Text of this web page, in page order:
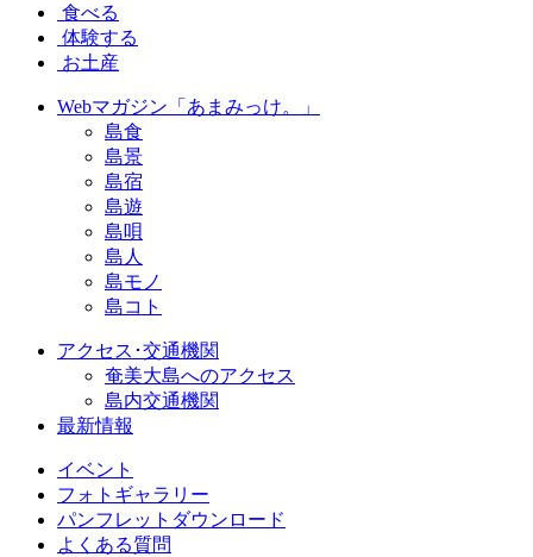
食べる
体験する
お土産
Webマガジン「あまみっけ。」
島食
島景
島宿
島遊
島唄
島人
島モノ
島コト
アクセス･交通機関
奄美大島へのアクセス
島内交通機関
最新情報
イベント
フォトギャラリー
パンフレットダウンロード
よくある質問